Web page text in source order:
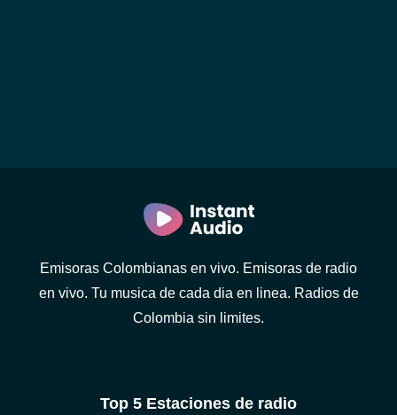
Emisoras Colombianas en vivo. Emisoras de radio
en vivo. Tu musica de cada dia en linea. Radios de
Colombia sin limites.
Top 5 Estaciones de radio